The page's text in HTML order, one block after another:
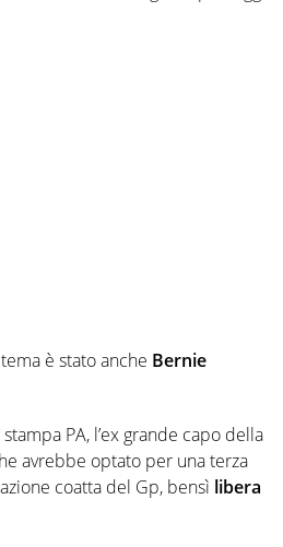
è stato anche Bernie
PA, l’ex grande capo della
avrebbe optato per una terza
coatta del Gp, bensì libera